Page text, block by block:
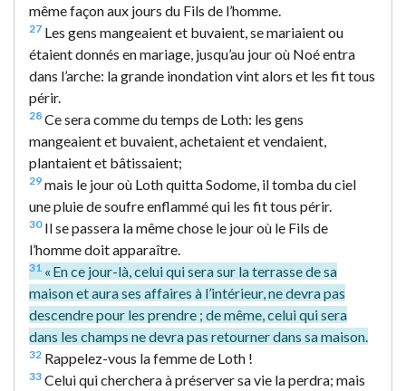
même façon aux jours du Fils de l’homme.
27 Les gens mangeaient et buvaient, se mariaient ou
étaient donnés en mariage, jusqu’au jour où Noé entra
dans l’arche: la grande inondation vint alors et les fit tous
périr.
28 Ce sera comme du temps de Loth: les gens
mangeaient et buvaient, achetaient et vendaient,
plantaient et bâtissaient;
29 mais le jour où Loth quitta Sodome, il tomba du ciel
une pluie de soufre enflammé qui les fit tous périr.
30Il se passera la même chose le jour où le Fils de
l’homme doit apparaître.
31 « En ce jour-là, celui qui sera sur la terrasse de sa
maison et aura ses affaires à l’intérieur, ne devra pas
descendre pour les prendre ; de même, celui qui sera
dans les champs ne devra pas retourner dans sa maison.
32 Rappelez-vous la femme de Loth !
33 Celui qui cherchera à préserver sa vie la perdra; mais